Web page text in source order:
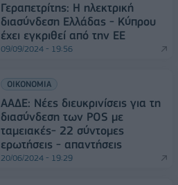
Γεραπετρίτης: H ηλεκτρική
διασύνδεση Ελλάδας - Κύπρου
έχει εγκριθεί από την ΕΕ
09/09/2024 - 19:56
ΟΙΚΟΝΟΜΙΑ
ΑΑΔΕ: Νέες διευκρινίσεις για τη
διασύνδεση των POS με
ταμειακές- 22 σύντομες
ερωτήσεις - απαντήσεις
20/06/2024 - 19:29